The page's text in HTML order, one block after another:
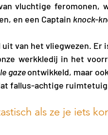
vluchtige feromonen,
en een Captain knock-
van het vliegwezen. Er
werkkledij in het
gaze ontwikkeld, maar
fallus-achtige
als ze je iets